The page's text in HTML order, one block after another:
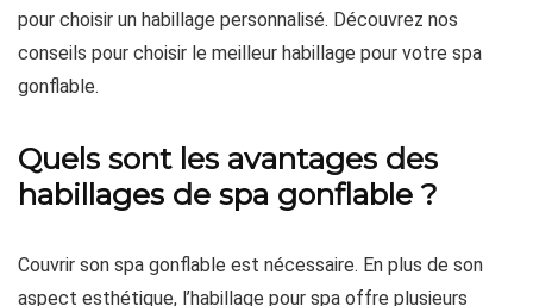
pour choisir un habillage personnalisé. Découvrez nos
conseils pour choisir le meilleur habillage pour votre spa
gonflable.
Quels sont les avantages des
habillages de spa gonflable ?
Couvrir son spa gonflable est nécessaire. En plus de son
aspect esthétique, l’habillage pour spa offre plusieurs